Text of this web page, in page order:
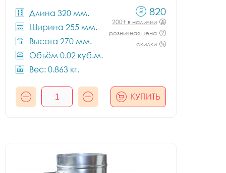
Длина 320 мм.
Ширина 255 мм.
Высота 270 мм.
Объём 0.02 куб.м.
Вес: 0.863 кг.
820
200+ в наличии
розничная цена
скидки
КУПИТЬ